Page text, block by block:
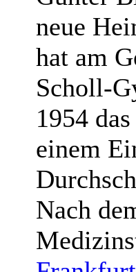
neue
hat am
Scholl-
1954
einem
Nach